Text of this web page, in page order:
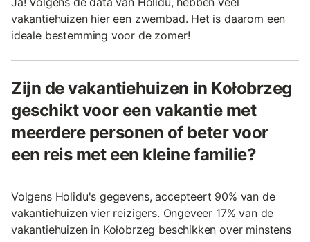
vakantiehuizen hier een zwembad. Het is daarom een
ideale bestemming voor de zomer!
Zijn de vakantiehuizen in Kołobrzeg
geschikt voor een vakantie met
meerdere personen of beter voor
een reis met een kleine familie?
Volgens Holidu's gegevens, accepteert 90% van de
vakantiehuizen vier reizigers. Ongeveer 17% van de
vakantiehuizen in Kołobrzeg beschikken over minstens